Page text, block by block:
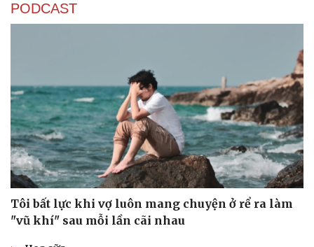
Cây thuốc
Sản phụ khoa
Phòng mạch online
Ăn sạch sống khỏe
Tình yêu - Gia đình
PODCAST
Tôi bất lực khi vợ luôn mang chuyện ở rể ra làm
"vũ khí" sau mỗi lần cãi nhau